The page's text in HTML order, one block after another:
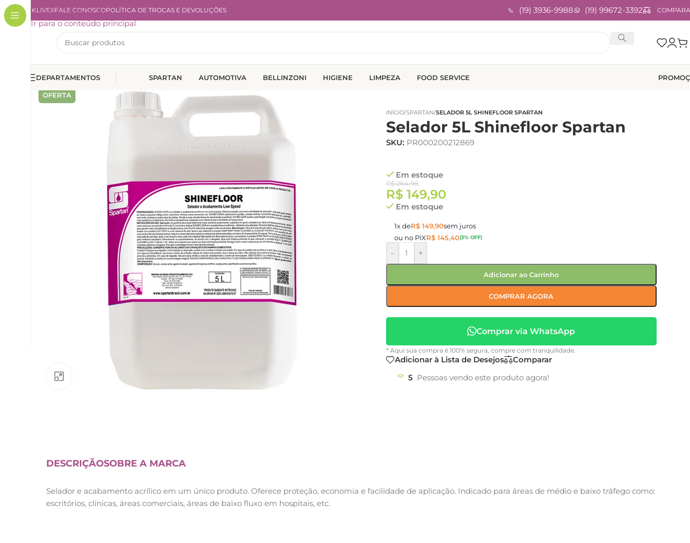
Ir para a navegação
Ir para o conteúdo principal
Av. Fábio Ferraz Bicudo, nº 1405
– Jd. Esplanada – Indaiatuba/SP
A KLIVEXFALE CONOSCOPOLÍTICA DE TROCAS E DEVOLUÇÕES (19) 3936-9988 (19) 99672-3392
DEPARTAMENTOS SPARTAN AUTOMOTIVA BELLINZONI HIGIENE LIMPEZA FOOD SERVICE
OFERTA
Clique para ampliar
INÍCIO/SPARTAN/SELADOR 5L SHINEFLOOR SPARTAN
Selador 5L Shinefloor Spartan
SKU: PR000200212869
Em estoque
R$264,98
R$149,90
Em estoque
1x deR$149,90sem juros
ou no PIXR$145,40(3% OFF)
- +
Adicionar ao Carrinho
COMPRAR AGORA
Comprar via WhatsApp
* Aqui sua compra é 100% segura, compre com tranquilidade.
Adicionar à Lista de Desejos
Comparar
5 Pessoas vendo este produto agora!
DESCRIÇÃOSOBRE A MARCA
Selador e acabamento acrílico em um único produto. Oferece proteção, economia e facilidade de aplicação. Indicado para áreas de médio e baixo tráfego como:
escritórios, clínicas, áreas comerciais, áreas de baixo fluxo em hospitais, etc.